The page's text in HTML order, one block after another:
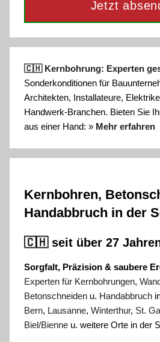
Jetzt
🇨🇭 Kernbohrung: Experten
Sonderkonditionen für
Architekten, Installateure,
Handwerk-Branchen. Bieten Sie
aus einer Hand: » Mehr erfahren
Kernbohren,
Handabbruch in der
🇨🇭 seit über 27
Sorgfalt, Präzision & saubere
Experten für Kernbohrungen,
Betonschneiden u. Handabbruch
Bern, Lausanne, Winterthur, St.
Biel/Bienne u. weitere Orte in der